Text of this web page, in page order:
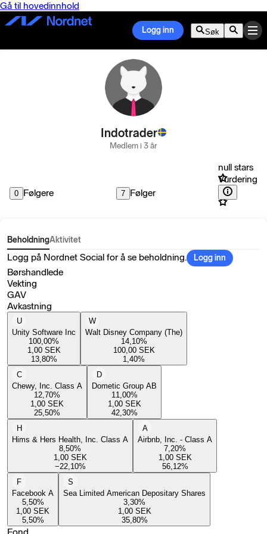
Gå til hovedinnhold
Logg inn Søk
Indotrader
Medlem i 3 år
0 Følgere 7 Følger
null stars
Vurdering
BeholdningAktivitet
Logg på Nordnet Social for å se beholdning. Logg inn
Børshandlede
Vekting
GAV
Avkastning
U
Unity Software Inc
100,00%
1,00 SEK
13,80%
W
Walt Disney Company (The)
14,10%
100,00 SEK
1,40%
C
Chewy, Inc. Class A
12,70%
1,00 SEK
25,50%
D
Dometic Group AB
11,00%
1,00 SEK
42,30%
H
Hims & Hers Health, Inc. Class A
8,50%
1,00 SEK
−22,10%
A
Airbnb, Inc. - Class A
7,20%
1,00 SEK
56,12%
F
Facebook A
5,50%
1,00 SEK
5,50%
S
Sea Limited American Depositary Shares
3,30%
1,00 SEK
35,80%